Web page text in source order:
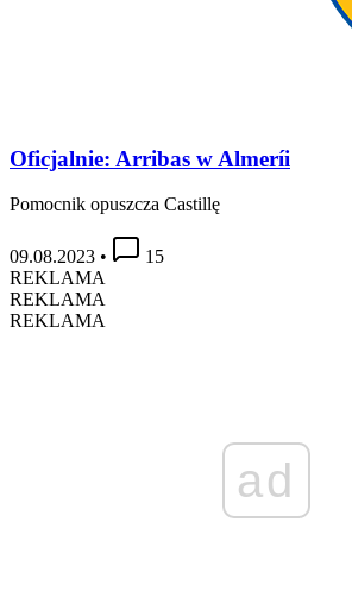
Oficjalnie: Arribas w Almeríi
Pomocnik opuszcza Castillę
09.08.2023 •
15
REKLAMA
REKLAMA
REKLAMA
ad